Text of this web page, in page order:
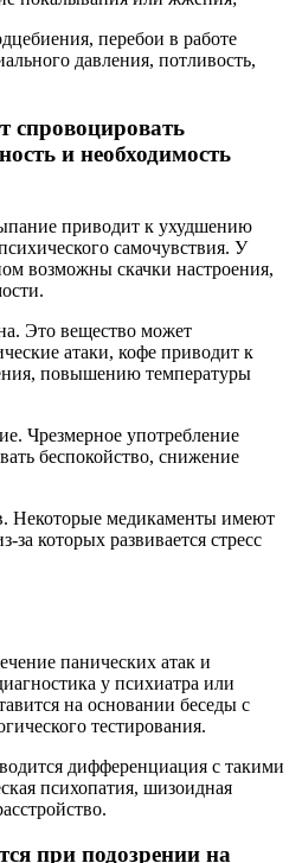
перебои в работе
давления, потливость,
спровоцировать
и необходимость
приводит к ухудшению
самочувствия. У
возможны скачки настроения,
Это вещество может
атаки, кофе приводит к
повышению температуры
Чрезмерное употребление
беспокойство, снижение
Некоторые медикаменты имеют
которых развивается стресс
панических атак и
у психиатра или
на основании беседы с
тестирования.
дифференциация с такими
психопатия, шизоидная
при подозрении на